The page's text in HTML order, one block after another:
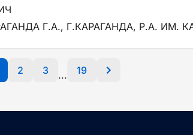
Г.А., Г.КАРАГАНДА, Р.А. ИМ.
2 3 ... 19